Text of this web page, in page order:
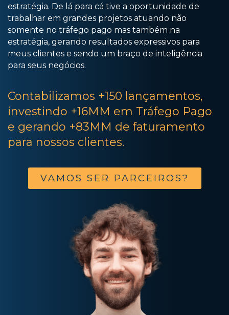
estratégia. De lá para cá tive a oportunidade de
trabalhar em grandes projetos atuando não
somente no tráfego pago mas também na
estratégia, gerando resultados expressivos para
meus clientes e sendo um braço de inteligência
para seus negócios.
Contabilizamos +150 lançamentos,
investindo +16MM em Tráfego Pago
e gerando +83MM de faturamento
para nossos clientes.
VAMOS SER PARCEIROS?